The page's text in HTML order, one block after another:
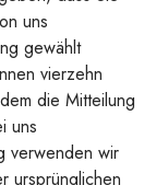
uns
gewählt
vierzehn
die Mitteilung
uns
verwenden wir
ursprünglichen